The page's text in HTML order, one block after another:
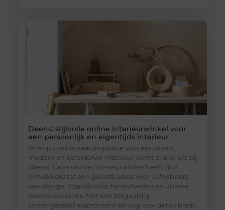
Deens: stijlvolle online interieurwinkel voor
een persoonlijk en eigentijds interieur
Wie op zoek is naar inspiratie voor een warm,
modern en karaktervol interieur, komt al snel uit bij
Deens. Deze online interieurwinkel heeft zich
ontwikkeld tot een geliefd adres voor liefhebbers
van design, Scandinavische invloeden en unieke
woonaccessoires. Met een zorgvuldig
samengesteld assortiment en oog voor detail biedt